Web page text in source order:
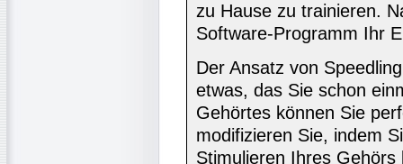
zu Hause zu trainieren.
Software-Programm Ihr
Der Ansatz von
etwas, das Sie schon
Gehörtes können Sie
modifizieren Sie, indem
Stimulieren Ihres